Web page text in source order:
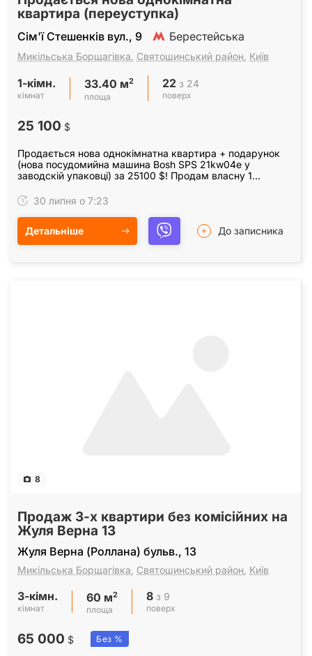
квартира (переуступка)
Сім'ї Стешенків вул., 9 Берестейська
Микільська Борщагівка, Святошинський район, Київ
1-кімн.
кімнат
33.40 м2
площа
22 з 24
поверх
25 100 $
Продається нова однокімнатна квартира + подарунок
(нова посудомийна машина Bosh SPS 21kw04e у
заводскій упаковці) за 25100 $! Продам власну 1
30 липня о 7:23
Детальніше До записника
8
Продаж 3-х квартири без комісійних на
Жуля Верна 13
Жуля Верна (Роллана) бульв., 13
Микільська Борщагівка Святошинський район Київ
3-кімн.
кімнат
60 м2
площа
8 з 9
поверх
65 000 $ Без %